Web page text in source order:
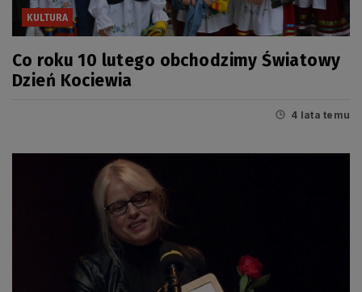
KULTURA
Co roku 10 lutego obchodzimy Światowy
Dzień Kociewia
4 lata temu